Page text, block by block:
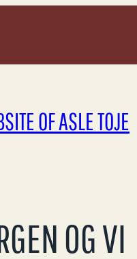
OF ASLE TOJE
OG VI